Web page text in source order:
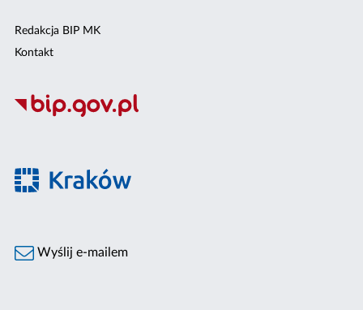
Redakcja BIP MK
Kontakt
Wyślij e-mailem